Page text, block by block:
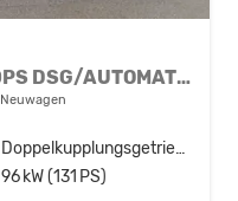
Trend Limited 1.5 eTSI 130PS DSG/AUTOMATIK, 17" Alu, ACC-Tempomat, LED-Scheinwerfer, Parksensoren vo/hi, Rückfahrkamera, Digital Cockpit Pro, Radio Ready2Discover 12,9" + App-Connect, Climatronic, M-Lederlenkrad, Dachreling
Neuwagen
Doppelkupplungsgetriebe (DSG)
96 kW (131 PS)